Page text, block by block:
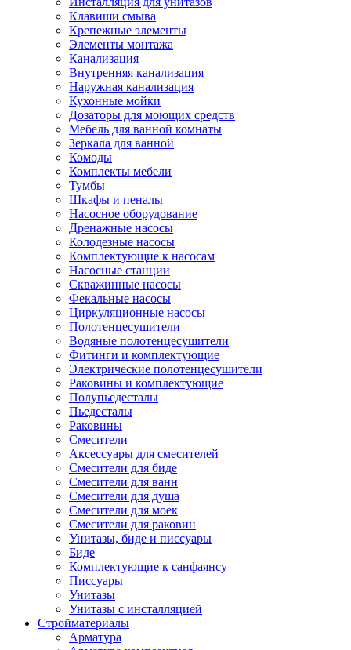
Клавиши смыва
Крепежные элементы
Элементы монтажа
Канализация
Внутренняя канализация
Наружная канализация
Кухонные мойки
Дозаторы для моющих средств
Мебель для ванной комнаты
Зеркала для ванной
Комоды
Комплекты мебели
Тумбы
Шкафы и пеналы
Насосное оборудование
Дренажные насосы
Колодезные насосы
Комплектующие к насосам
Насосные станции
Скважинные насосы
Фекальные насосы
Циркуляционные насосы
Полотенцесушители
Водяные полотенцесушители
Фитинги и комплектующие
Электрические полотенцесушители
Раковины и комплектующие
Полупьедесталы
Пьедесталы
Раковины
Смесители
Аксессуары для смесителей
Смесители для биде
Смесители для ванн
Смесители для душа
Смесители для моек
Смесители для раковин
Унитазы, биде и писсуары
Биде
Комплектующие к санфаянсу
Писсуары
Унитазы
Унитазы с инсталляцией
Стройматериалы
Арматура